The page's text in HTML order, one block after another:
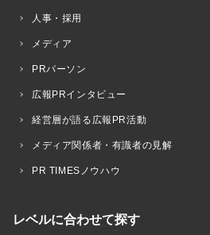
人事・採用
メディア
PRパーソン
広報PRインタビュー
経営層が語る広報PR活動
メディア関係者・有識者の見解
PR TIMESノウハウ
レベルに合わせて探す